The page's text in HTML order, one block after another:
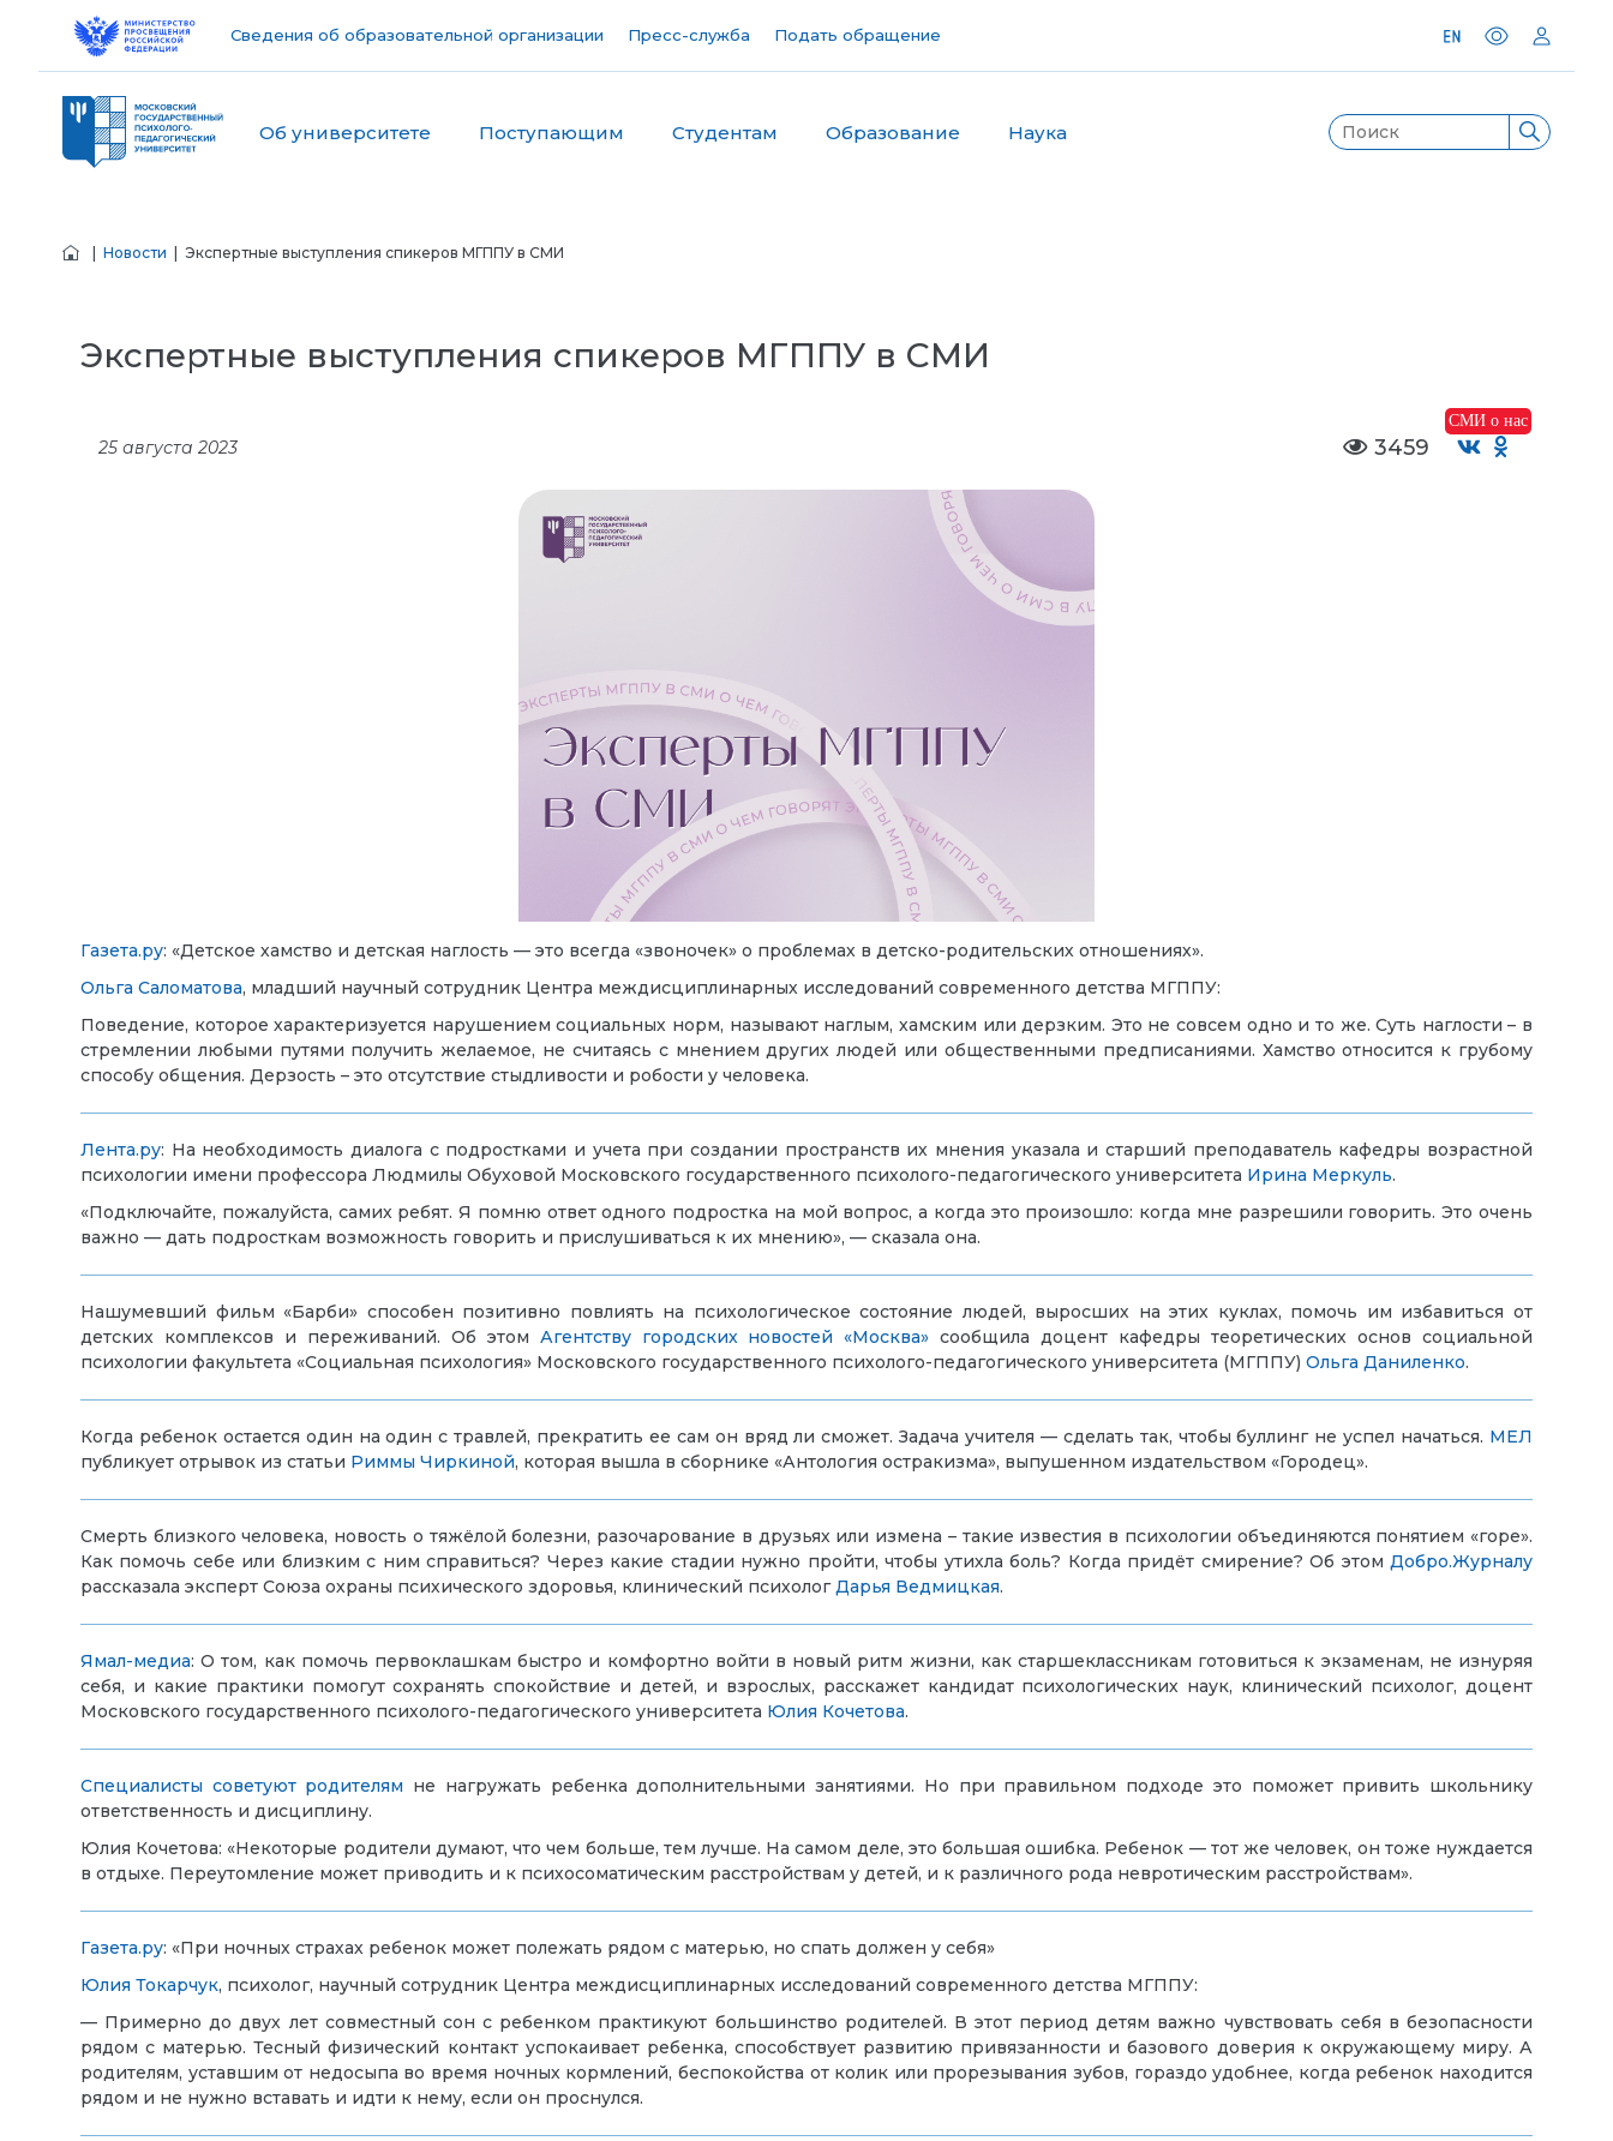
Сведения об образовательной организации Пресс-служба Подать обращение
Об университете Поступающим Студентам Образование Наука
Новости | Экспертные выступления спикеров МГППУ в СМИ
Экспертные выступления спикеров МГППУ в СМИ
СМИ о нас
25 августа 2023 3459
Газета.ру: «Детское хамство и детская наглость — это всегда «звоночек» о проблемах в детско-родительских отношениях».
Ольга Саломатова, младший научный сотрудник Центра междисциплинарных исследований современного детства МГППУ:
Поведение, которое характеризуется нарушением социальных норм, называют наглым, хамским или дерзким. Это не совсем одно и то же. Суть наглости – в
стремлении любыми путями получить желаемое, не считаясь с мнением других людей или общественными предписаниями. Хамство относится к грубому
способу общения. Дерзость – это отсутствие стыдливости и робости у человека.
Лента.ру: На необходимость диалога с подростками и учета при создании пространств их мнения указала и старший преподаватель кафедры возрастной
психологии имени профессора Людмилы Обуховой Московского государственного психолого-педагогического университета Ирина Меркуль.
«Подключайте, пожалуйста, самих ребят. Я помню ответ одного подростка на мой вопрос, а когда это произошло: когда мне разрешили говорить. Это очень
важно — дать подросткам возможность говорить и прислушиваться к их мнению», — сказала она.
Нашумевший фильм «Барби» способен позитивно повлиять на психологическое состояние людей, выросших на этих куклах, помочь им избавиться от
детских комплексов и переживаний. Об этом Агентству городских новостей «Москва» сообщила доцент кафедры теоретических основ социальной
психологии факультета «Социальная психология» Московского государственного психолого-педагогического университета (МГППУ) Ольга Даниленко.
Когда ребенок остается один на один с травлей, прекратить ее сам он вряд ли сможет. Задача учителя — сделать так, чтобы буллинг не успел начаться. МЕЛ
публикует отрывок из статьи Риммы Чиркиной, которая вышла в сборнике «Антология остракизма», выпушенном издательством «Городец».
Смерть близкого человека, новость о тяжёлой болезни, разочарование в друзьях или измена – такие известия в психологии объединяются понятием «горе».
Как помочь себе или близким с ним справиться? Через какие стадии нужно пройти, чтобы утихла боль? Когда придёт смирение? Об этом Добро.Журналу
рассказала эксперт Союза охраны психического здоровья, клинический психологДарья Ведмицкая.
Ямал-медиа: О том, как помочь первоклашкам быстро и комфортно войти в новый ритм жизни, как старшеклассникам готовиться к экзаменам, не изнуряя
себя, и какие практики помогут сохранять спокойствие и детей, и взрослых, расскажет кандидат психологических наук, клинический психолог, доцент
Московского государственного психолого-педагогического университета Юлия Кочетова.
Специалисты советуют родителям не нагружать ребенка дополнительными занятиями. Но при правильном подходе это поможет привить школьнику
ответственность и дисциплину.
Юлия Кочетова: «Некоторые родители думают, что чем больше, тем лучше. На самом деле, это большая ошибка. Ребенок — тот же человек, он тоже нуждается
в отдыхе. Переутомление может приводить и к психосоматическим расстройствам у детей, и к различного рода невротическим расстройствам».
Газета.ру: «При ночных страхах ребенок может полежать рядом с матерью, но спать должен у себя»
Юлия Токарчук, психолог, научный сотрудник Центра междисциплинарных исследований современного детства МГППУ:
— Примерно до двух лет совместный сон с ребенком практикуют большинство родителей. В этот период детям важно чувствовать себя в безопасности
рядом с матерью. Тесный физический контакт успокаивает ребенка, способствует развитию привязанности и базового доверия к окружающему миру. А
родителям, уставшим от недосыпа во время ночных кормлений, беспокойства от колик или прорезывания зубов, гораздо удобнее, когда ребенок находится
рядом и не нужно вставать и идти к нему, если он проснулся.